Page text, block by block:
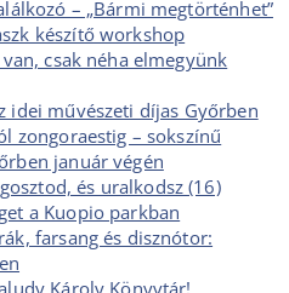
– „Bármi megtörténhet”
készítő workshop
csak néha elmegyünk
idei művészeti díjas Győrben
zongoraestig – sokszínű
január végén
és uralkodsz (16)
a Kuopio parkban
farsang és disznótor:
Károly Könyvtár!